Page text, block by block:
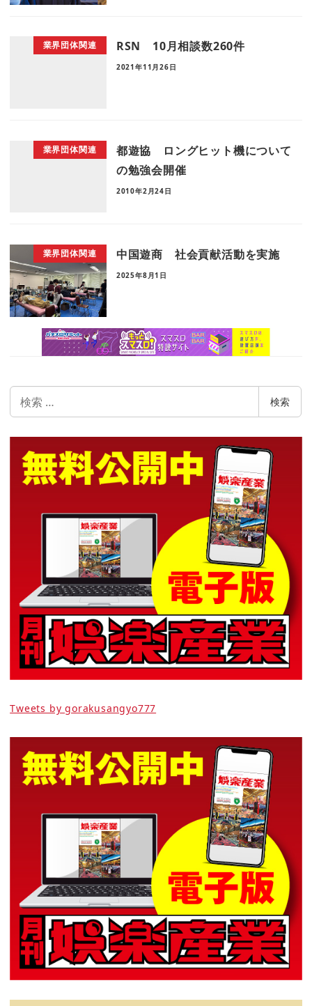
業界団体関連 RSN 10月相談数260件
2021年11月26日
業界団体関連
都遊協 ロングヒット機について
の勉強会開催
2010年2月24日
業界団体関連 中国遊商 社会貢献活動を実施
2025年8月1日
索
検索
Tweets by gorakusangyo777